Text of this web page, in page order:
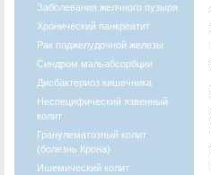
Заболевания желчного пузыря
Хронический панкреатит
Рак поджелудочной железы
Синдром мальабсорбции
Дисбактериоз кишечника
Неспецифический язвенный
колит
Гранулематозный колит
(болезнь Крона)
Ишемический колит